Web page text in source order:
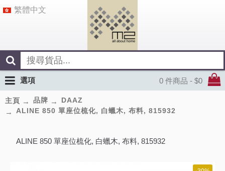
繁體中文
0 件商品 - $0
選項
主頁 品牌
DAAZ
ALINE 850 單座位梳化, 白蠟木, 布料, 815932
ALINE 850 單座位梳化, 白蠟木, 布料, 815932